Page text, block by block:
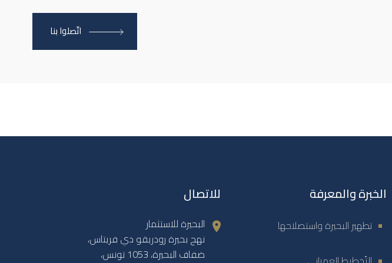
للاتصال
البحيرة للاستثمار
نهج بحيرة رودريقو دي فريتاس،
ضفاف البحيرة، 1053 تونس،
الخبرة والمعرفة
تطهير البحيرة واستصلاحها